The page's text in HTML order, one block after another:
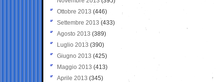
Ottobre 2013 (446)
Settembre 2013 (433)
Agosto 2013 (389)
Luglio 2013 (390)
Giugno 2013 (425)
Maggio 2013 (413)
Aprile 2013 (345)